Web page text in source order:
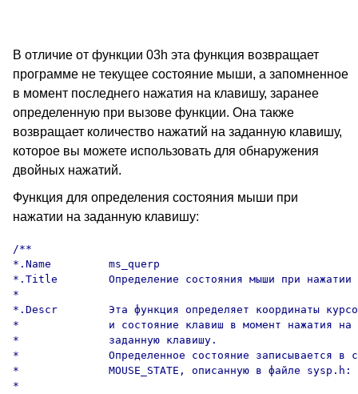
В отличие от функции 03h эта функция возвращает
программе не текущее состояние мыши, а запомненное
в момент последнего нажатия на клавишу, заранее
определенную при вызове функции. Она также
возвращает количество нажатий на заданную клавишу,
которое вы можете использовать для обнаружения
двойных нажатий.
Функция для определения состояния мыши при
нажатии на заданную клавишу:
/**
*.Name         ms_querp
*.Title        Определение состояния мыши при нажатии
*
*.Descr        Эта функция определяет координаты
*              и состояние клавиш в момент нажатия на
*              заданную клавишу.
*              Определенное состояние записывается в
*              MOUSE_STATE, описанную в файле sysp.h:
*